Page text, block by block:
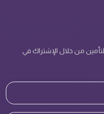
من خلال الإشتراك في